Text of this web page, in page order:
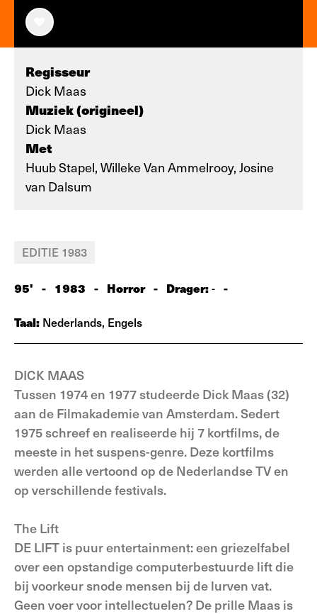
Regisseur
Dick Maas
Muziek (origineel)
Dick Maas
Met
Huub Stapel, Willeke Van Ammelrooy, Josine
van Dalsum
EDITIE 1983
95' - 1983 - Horror - Drager:- -
Taal: Nederlands, Engels
DICK MAAS
Tussen 1974 en 1977 studeerde Dick Maas (32)
aan de Filmakademie van Amsterdam. Sedert
1975 schreef en realiseerde hij 7 kortfilms, de
meeste in het suspens-genre. Deze kortfilms
werden alle vertoond op de Nederlandse TV en
op verschillende festivals.
The Lift
DE LIFT is puur entertainment: een griezelfabel
over een opstandige computerbestuurde lift die
bij voorkeur snode mensen bij de lurven vat.
Geen voer voor intellectuelen? De prille Maas is